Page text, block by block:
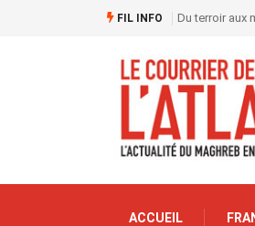
FIL INFO Du terroir aux
ACCUEIL